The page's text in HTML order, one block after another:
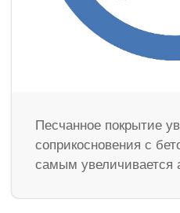
Песчанное покрытие
соприкосновения с
самым увеличивается